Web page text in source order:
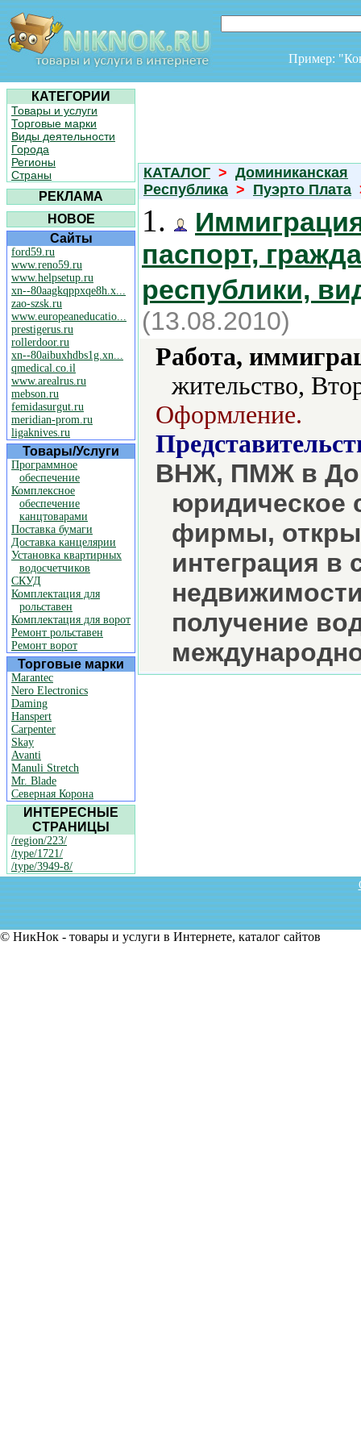
Пример:
КАТЕГОРИИ
Товары и услуги
Торговые марки
Виды деятельности
Города
Регионы
Страны
РЕКЛАМА
НОВОЕ
Сайты
ford59.ru
www.reno59.ru
www.helpsetup.ru
xn--80aagkqppxqe8h.x...
zao-szsk.ru
www.europeaneducatio...
prestigerus.ru
rollerdoor.ru
xn--80aibuxhdbs1g.xn...
qmedical.co.il
www.arealrus.ru
mebson.ru
femidasurgut.ru
meridian-prom.ru
ligaknives.ru
Товары/Услуги
Программное
обеспечение
Комплексное
обеспечение
канцтоварами
Поставка бумаги
Доставка канцелярии
Установка квартирных
водосчетчиков
СКУД
Комплектация для
рольставен
Комплектация для ворот
Ремонт рольставен
Ремонт ворот
Торговые марки
Marantec
Nero Electronics
Daming
Hanspert
Carpenter
Skay
Avanti
Manuli Stretch
Mr. Blade
Северная Корона
ИНТЕРЕСНЫЕ
СТРАНИЦЫ
/region/223/
/type/1721/
/type/3949-8/
КАТАЛОГ > Доминиканская
Республика > Пуэрто Плата
1.
паспорт,
республики,
(13.08.2010)
Работа,
жительство,
Оформление.
ВНЖ, ПМЖ в
юридическое
фирмы,
интеграция в
получение
© НикНок - товары и услуги в Интернете, каталог сайтов